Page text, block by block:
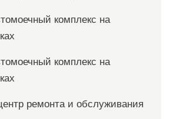
комплекс на
комплекс на
ремонта и обслуживания